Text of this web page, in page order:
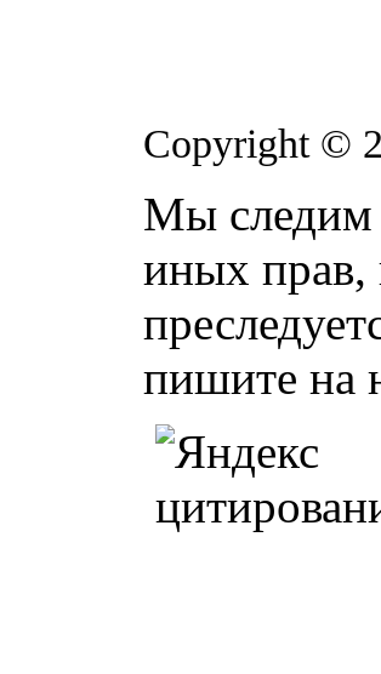
Copyright ©
Мы следим
иных прав,
пишите на